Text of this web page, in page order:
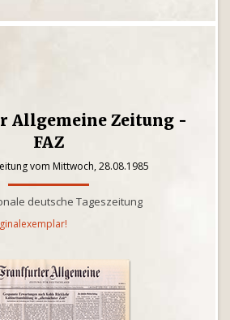
Allgemeine Zeitung -
FAZ
vom Mittwoch, 28.08.1985
deutsche Tageszeitung